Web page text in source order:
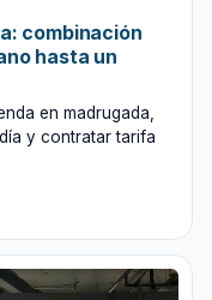
combinación
hasta un
en madrugada,
y contratar tarifa